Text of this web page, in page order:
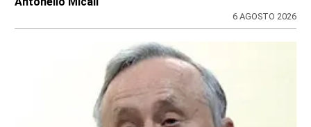
Redazione
6 AGOSTO 2026